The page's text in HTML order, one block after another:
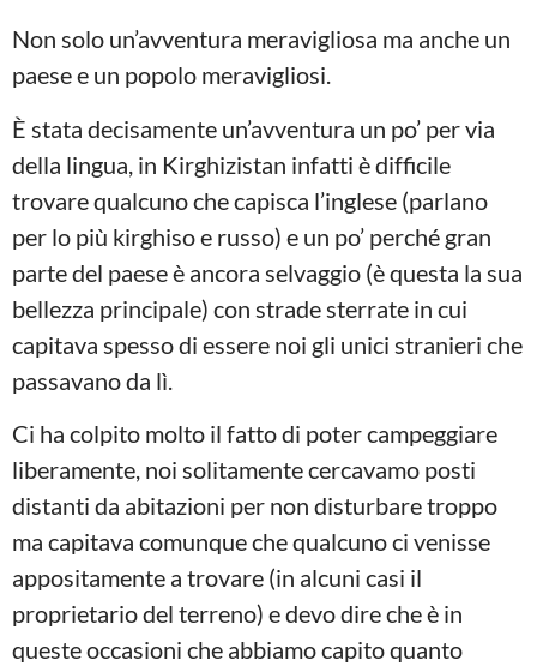
Non solo un’avventura meravigliosa ma anche un
paese e un popolo meravigliosi.
È stata decisamente un’avventura un po’ per via
della lingua, in Kirghizistan infatti è difficile
trovare qualcuno che capisca l’inglese (parlano
per lo più kirghiso e russo) e un po’ perché gran
parte del paese è ancora selvaggio (è questa la sua
bellezza principale) con strade sterrate in cui
capitava spesso di essere noi gli unici stranieri che
passavano da lì.
Ci ha colpito molto il fatto di poter campeggiare
liberamente, noi solitamente cercavamo posti
distanti da abitazioni per non disturbare troppo
ma capitava comunque che qualcuno ci venisse
appositamente a trovare (in alcuni casi il
proprietario del terreno) e devo dire che è in
queste occasioni che abbiamo capito quanto